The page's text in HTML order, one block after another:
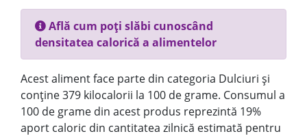
Află cum poți slăbi cunoscând
densitatea calorică a alimentelor
Acest aliment face parte din categoria Dulciuri și
conține 379 kilocalorii la 100 de grame. Consumul a
100 de grame din acest produs reprezintă 19%
aport caloric din cantitatea zilnică estimată pentru